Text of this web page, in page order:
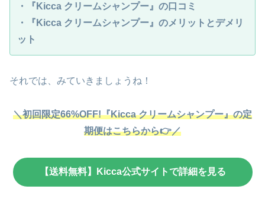
・『Kicca クリームシャンプー』の口コミ
・『Kicca クリームシャンプー』のメリットとデメリ
ット
それでは、みていきましょうね！
＼初回限定66%OFF!『Kicca クリームシャンプー』の定
期便はこちらから👉／
【送料無料】Kicca公式サイトで詳細を見る